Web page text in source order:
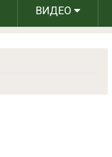
ВИДЕО